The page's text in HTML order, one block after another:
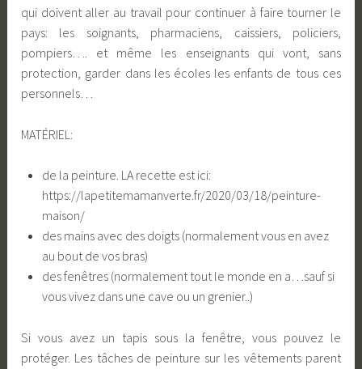
qui doivent aller au travail pour continuer à faire tourner le
pays: les soignants, pharmaciens, caissiers, policiers,
pompiers…. et même les enseignants qui vont, sans
protection, garder dans les écoles les enfants de tous ces
personnels…
MATÉRIEL:
de la peinture. LA recette est ici:
https://lapetitemamanverte.fr/2020/03/18/peinture-
maison/
des mains avec des doigts (normalement vous en avez
au bout de vos bras)
des fenêtres (normalement tout le monde en a…sauf si
vous vivez dans une cave ou un grenier..)
Si vous avez un tapis sous la fenêtre, vous pouvez le
protéger. Les tâches de peinture sur les vêtements parent